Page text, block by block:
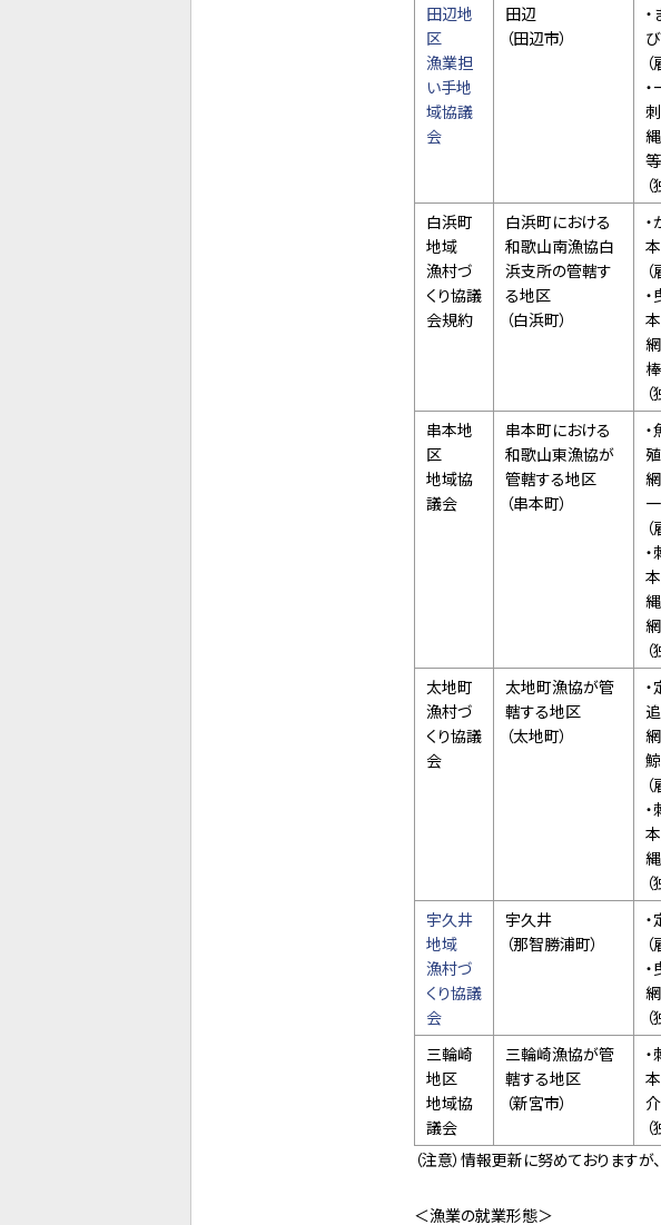
田辺地
区
漁業担
い手地
域協議
会
田辺
（田辺市）
等
白浜町
地域
漁村づ
くり協議
会規約
白浜町における
和歌山南漁協白
浜支所の管轄す
る地区
（白浜町）
網
串本地
区
地域協
議会
串本町における
和歌山東漁協が
管轄する地区
（串本町）
太地町
漁村づ
くり協議
会
太地町漁協が管
轄する地区
（太地町）
鯨
縄
宇久井
地域
漁村づ
くり協議
会
宇久井
（那智勝浦町）
三輪崎
地区
地域協
議会
三輪崎漁協が管
轄する地区
（新宮市）
（注意）情報更新に努めております
＜漁業の就業形態＞